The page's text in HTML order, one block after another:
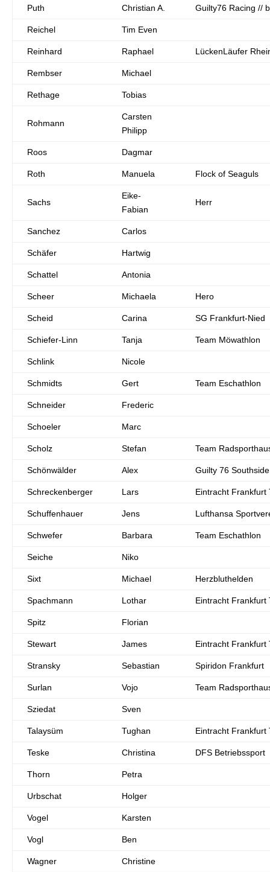
Puth Christian A. Guilty76 Racing //
Reichel Tim Even
Reinhard Raphael LückenLäufer
Rembser Michael
Rethage Tobias
Rohmann
Carsten
Philipp
Roos Dagmar
Roth Manuela Flock of Seaguls
Sachs
Eike-
Fabian
Herr
Sanchez Carlos
Schäfer Hartwig
Schattel Antonia
Scheer Michaela Hero
Scheid Carina SG Frankfurt-Nied
Schiefer-Linn Tanja Team Möwathlon
Schlink Nicole
Schmidts Gert Team Eschathlon
Schneider Frederic
Schoeler Marc
Scholz Stefan Team
Schönwälder Alex Guilty 76
Schreckenberger Lars Eintracht Frankfurt
Schuffenhauer Jens Lufthansa
Schwefer Barbara Team Eschathlon
Seiche Niko
Sixt Michael Herzbluthelden
Spachmann Lothar Eintracht Frankfurt
Spitz Florian
Stewart James Eintracht Frankfurt
Stransky Sebastian Spiridon Frankfurt
Surlan Vojo Team
Sziedat Sven
Talaysüm Tughan Eintracht Frankfurt
Teske Christina DFS Betriebssport
Thorn Petra
Urbschat Holger
Vogel Karsten
Vogl Ben
Wagner Christine